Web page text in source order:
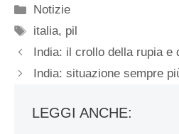
Categorie
Notizie
Tag
italia, pil
India: il crollo della rupia e
India: situazione sempre
LEGGI ANCHE: